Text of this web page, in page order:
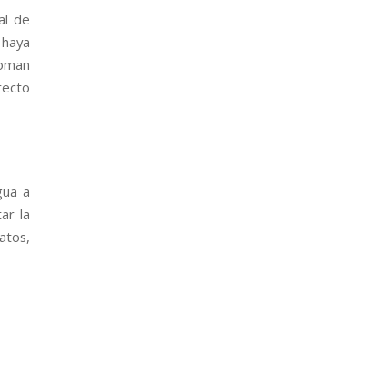
de
a
la